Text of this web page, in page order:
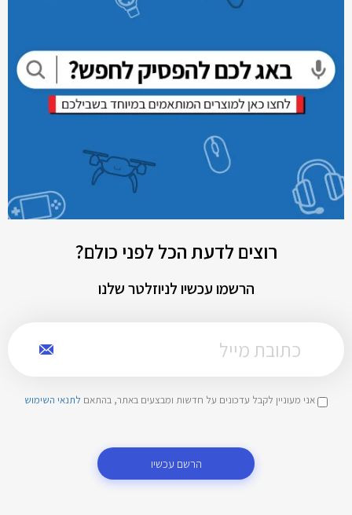
רוצים לדעת הכל לפני כולם?
הרשמו עכשיו לניוזלטר שלנו
אני מעוניין לקבל עדכונים על חדשות ומבצעים באתר, בהתאם לתנאי השימוש
הרשם עכשיו